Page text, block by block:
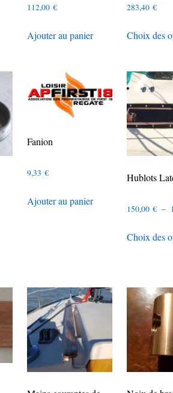
112,00€
Ajouter au panier
283,40 €
Choix des
Fanion
9,33€
Ajouter au panier
Hublots
150,00 € –
Choix des